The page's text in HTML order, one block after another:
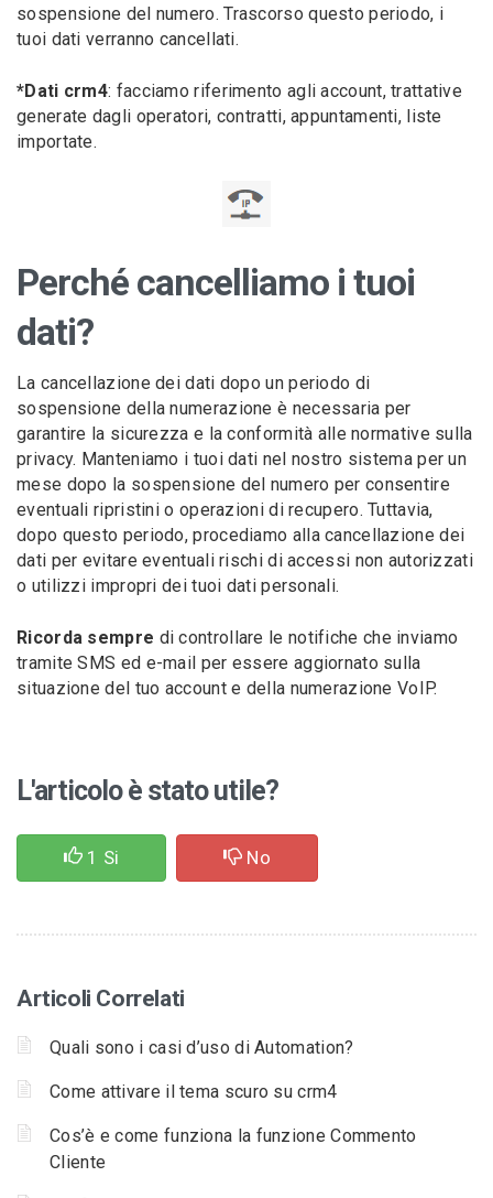
sospensione del numero. Trascorso questo periodo, i
tuoi dati verranno cancellati.
*Dati crm4: facciamo riferimento agli account, trattative
generate dagli operatori, contratti, appuntamenti, liste
importate.
Perché cancelliamo i tuoi
dati?
La cancellazione dei dati dopo un periodo di
sospensione della numerazione è necessaria per
garantire la sicurezza e la conformità alle normative sulla
privacy. Manteniamo i tuoi dati nel nostro sistema per un
mese dopo la sospensione del numero per consentire
eventuali ripristini o operazioni di recupero. Tuttavia,
dopo questo periodo, procediamo alla cancellazione dei
dati per evitare eventuali rischi di accessi non autorizzati
o utilizzi impropri dei tuoi dati personali.
Ricorda sempre di controllare le notifiche che inviamo
tramite SMS ed e-mail per essere aggiornato sulla
situazione del tuo account e della numerazione VoIP.
L'articolo è stato utile?
1 Si No
Articoli Correlati
Quali sono i casi d’uso di Automation?
Come attivare il tema scuro su crm4
Cos’è e come funziona la funzione Commento
Cliente